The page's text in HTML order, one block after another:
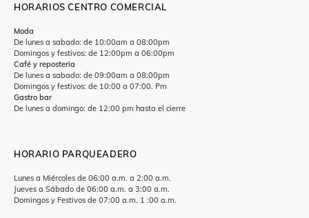
HORARIOS CENTRO COMERCIAL
Moda
De lunes a sabado: de 10:00am a 08:00pm
Domingos y festivos: de 12:00pm a 06:00pm
Café y reposteria
De lunes a sabado: de 09:00am a 08:00pm
Domingos y festivos: de 10:00 a 07:00. Pm
Gastro bar
De lunes a domingo: de 12:00 pm hasta el cierre
HORARIO PARQUEADERO
Lunes a Miércoles de 06:00 a.m. a 2:00 a.m.
Jueves a Sábado de 06:00 a.m. a 3:00 a.m.
Domingos y Festivos de 07:00 a.m. 1 :00 a.m.